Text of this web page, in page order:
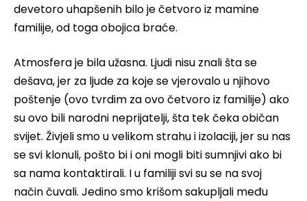
devetoro uhapšenih bilo je četvoro iz mamine
familije, od toga obojica braće.
Atmosfera je bila užasna. Ljudi nisu znali šta se
dešava, jer za ljude za koje se vjerovalo u njihovo
poštenje (ovo tvrdim za ovo četvoro iz familije) ako
su ovo bili narodni neprijatelji, šta tek čeka običan
svijet. Živjeli smo u velikom strahu i izolaciji, jer su nas
se svi klonuli, pošto bi i oni mogli biti sumnjivi ako bi
sa nama kontaktirali. I u familiji svi su se na svoj
način čuvali. Jedino smo krišom sakupljali među